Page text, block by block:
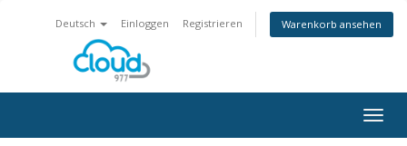
Deutsch Einloggen Registrieren Warenkorb ansehen
ein-/